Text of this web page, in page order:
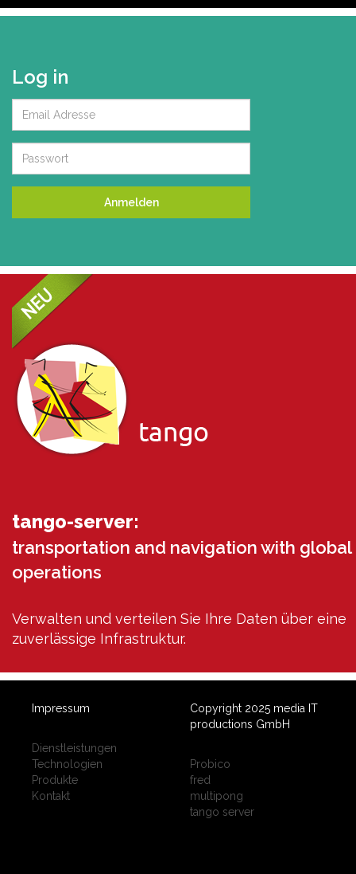
Log in
tango-server:
transportation and navigation with global
operations
Verwalten und verteilen Sie Ihre Daten über eine
zuverlässige Infrastruktur.
Impressum
Dienstleistungen
Technologien
Produkte
Kontakt
Copyright 2025 media IT
productions GmbH
Probico
fred
multipong
tango server